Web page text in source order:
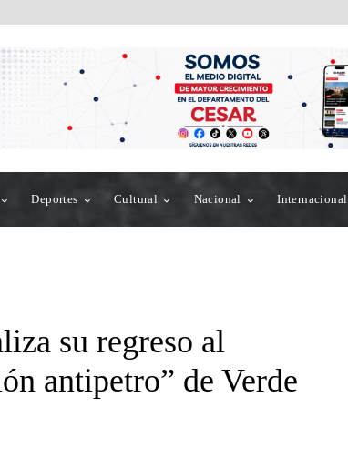
Deportes Cultural Nacional Internacional
su regreso al
antipetro” de Verde